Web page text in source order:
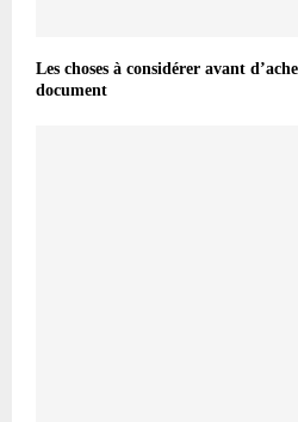
Les choses à considérer avant
document